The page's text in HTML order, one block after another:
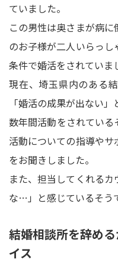
ていました。
この男性は奥さまが病
のお子様が二人いらっし
条件で婚活をされていま
現在、埼玉県内のある
「婚活の成果が出ない
数年間活動をされている
活動についての指導や
をお聞きしました。
また、担当してくれる
な…」と感じているそう
結婚相談所を辞め
イス